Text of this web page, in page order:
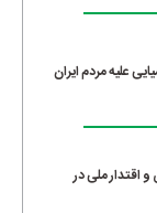
علیه مردم ایران
اقتدار ملی در